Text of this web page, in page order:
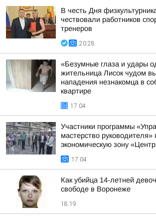
В честь Дня
чествовали работников
тренеров
20:28
«Безумные глаза и удары
жительница Лисок чудом
нападения незнакомца в
квартире
17:04
Участники программы
мастерство
экономическую зону
17:04
Как убийца 14-летней
свободе в Воронеже
18:19